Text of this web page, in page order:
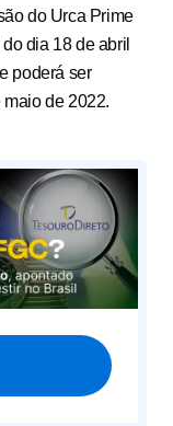
do Urca Prime
dia 18 de abril
poderá ser
de 2022.